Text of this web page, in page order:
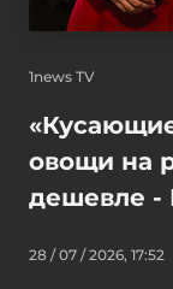
1news TV
овощи на
дешевле
28 / 07 / 2026, 17:52